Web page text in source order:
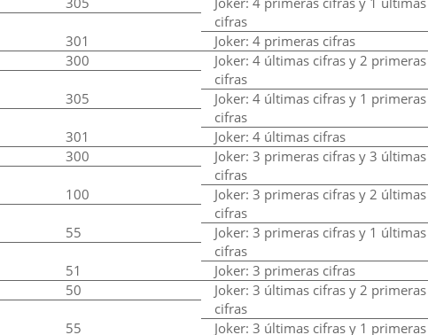
cifras
301
Joker: 4 primeras cifras
300
Joker: 4 últimas cifras y 2 primeras
cifras
305
Joker: 4 últimas cifras y 1 primeras
cifras
301
Joker: 4 últimas cifras
300
Joker: 3 primeras cifras y 3 últimas
cifras
100
Joker: 3 primeras cifras y 2 últimas
cifras
55
Joker: 3 primeras cifras y 1 últimas
cifras
51
Joker: 3 primeras cifras
50
Joker: 3 últimas cifras y 2 primeras
cifras
55 Joker: 3 últimas cifras y 1 primeras